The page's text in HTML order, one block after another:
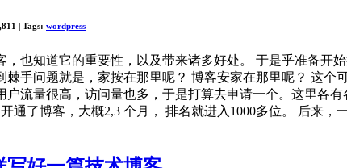
| Tags: wordpress
，也知道它的重要性，以及带来诸多好处。 于是乎准备
棘手问题就是，家按在那里呢？ 博客安家在那里呢？ 这
户流量很高，访问量也多，于是打算去申请一个。这里各
通了博客，大概2,3 个月， 排名就进入1000多位。 后来，